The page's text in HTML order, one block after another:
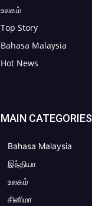
உலகம்
Top Story
Bahasa Malaysia
Hot News
MAIN CATEGORIES
Bahasa Malaysia
இந்தியா
உலகம்
சினிமா